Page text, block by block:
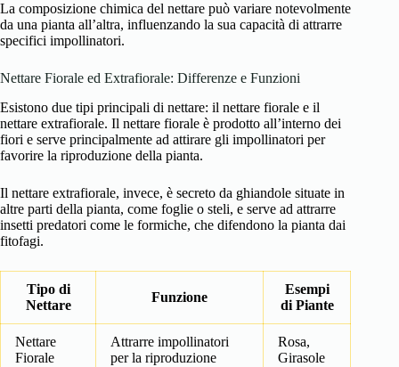
La composizione chimica del nettare può variare notevolmente
da una pianta all’altra, influenzando la sua capacità di attrarre
specifici impollinatori.
Nettare Fiorale ed Extrafiorale: Differenze e Funzioni
Esistono due tipi principali di nettare: il nettare fiorale e il
nettare extrafiorale. Il nettare fiorale è prodotto all’interno dei
fiori e serve principalmente ad attirare gli impollinatori per
favorire la riproduzione della pianta.
Il nettare extrafiorale, invece, è secreto da ghiandole situate in
altre parti della pianta, come foglie o steli, e serve ad attrarre
insetti predatori come le formiche, che difendono la pianta dai
fitofagi.
Tipo di
Nettare
Funzione
Esempi
di Piante
Nettare
Fiorale
Attrarre impollinatori
per la riproduzione
Rosa,
Girasole